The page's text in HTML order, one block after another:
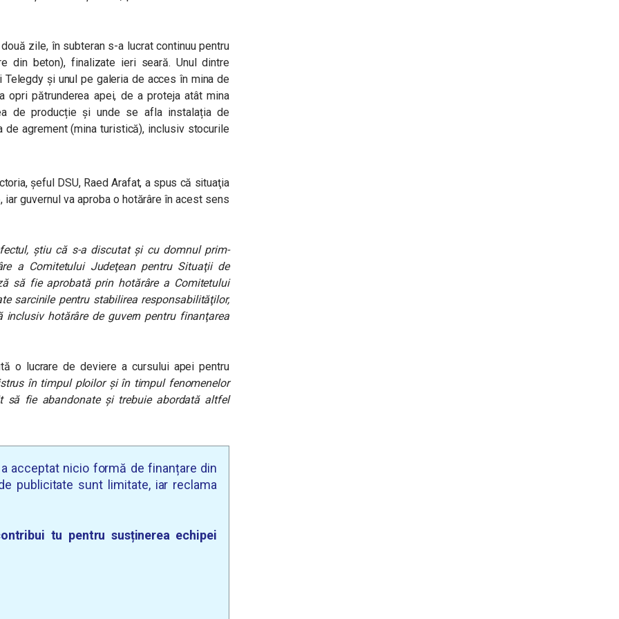
zile, în subteran s-a lucrat continuu pentru
din beton), finalizate ieri seară. Unul dintre
și unul pe galeria de acces în mina de
pătrunderea apei, de a proteja atât mina
de producție și unde se afla instalația de
de agrement (mina turistică), inclusiv stocurile
şeful DSU, Raed Arafat, a spus că situaţia
guvernul va aproba o hotărâre în acest sens
ştiu că s-a discutat şi cu domnul prim-
a Comitetului Judeţean pentru Situaţii de
să fie aprobată prin hotărâre a Comitetului
sarcinile pentru stabilirea responsabilităţilor,
hotărâre de guvern pentru finanţarea
o lucrare de deviere a cursului apei pentru
în timpul ploilor şi în timpul fenomenelor
să fie abandonate şi trebuie abordată altfel
acceptat nicio formă de finanțare din
publicitate sunt limitate, iar reclama
tu pentru susținerea echipei